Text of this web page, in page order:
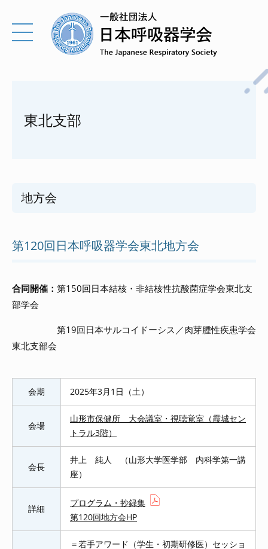
東北支部
地方会
第120回日本呼吸器学会東北地方会
合同開催： 第150回日本結核・非結核性抗酸菌症学会東北支
部学会
第19回日本サルコイドーシス／肉芽腫性疾患学会
東北支部会
会期 2025年3月1日（土）
会場
山形市保健所 大会議室・視聴覚室（霞城セン
トラル3階）
会長
井上 純人 （山形大学医学部 内科学第一講
座）
詳細
プログラム・抄録集
第120回地方会HP
＝若手アワード（学生・初期研修医）セッショ